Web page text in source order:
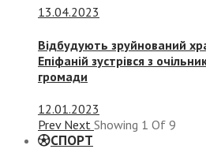
13.04.2023
Відбудують зруйнований
Епіфаній зустрівся з
громади
12.01.2023
Prev Next Showing 1 Of 9
СПОРТ